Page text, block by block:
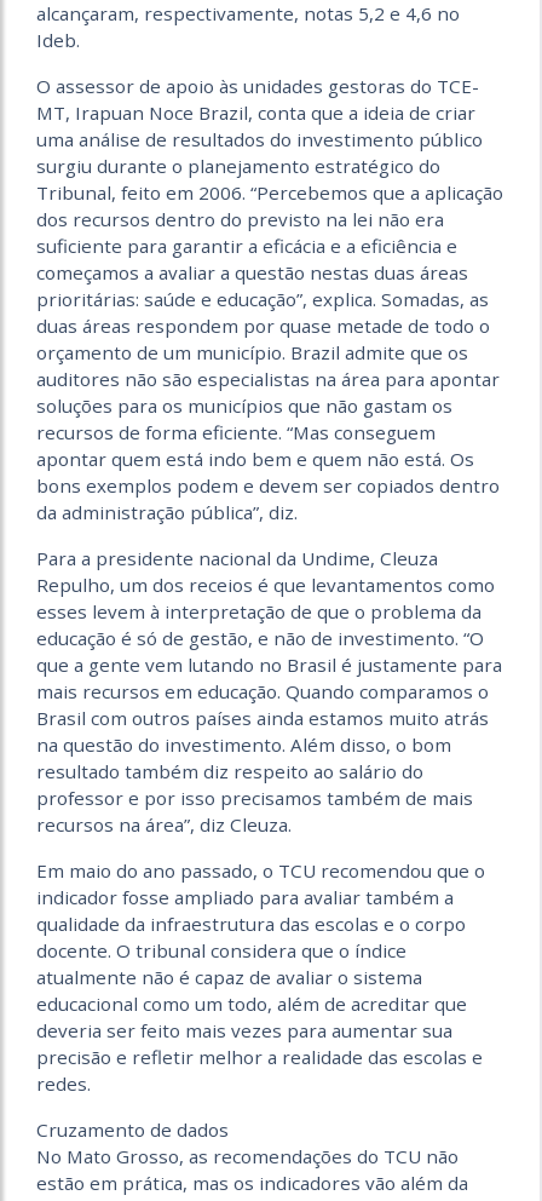
alcançaram, respectivamente, notas 5,2 e 4,6 no
Ideb.
O assessor de apoio às unidades gestoras do TCE-
MT, Irapuan Noce Brazil, conta que a ideia de criar
uma análise de resultados do investimento público
surgiu durante o planejamento estratégico do
Tribunal, feito em 2006. “Percebemos que a aplicação
dos recursos dentro do previsto na lei não era
suficiente para garantir a eficácia e a eficiência e
começamos a avaliar a questão nestas duas áreas
prioritárias: saúde e educação”, explica. Somadas, as
duas áreas respondem por quase metade de todo o
orçamento de um município. Brazil admite que os
auditores não são especialistas na área para apontar
soluções para os municípios que não gastam os
recursos de forma eficiente. “Mas conseguem
apontar quem está indo bem e quem não está. Os
bons exemplos podem e devem ser copiados dentro
da administração pública”, diz.
Para a presidente nacional da Undime, Cleuza
Repulho, um dos receios é que levantamentos como
esses levem à interpretação de que o problema da
educação é só de gestão, e não de investimento. “O
que a gente vem lutando no Brasil é justamente para
mais recursos em educação. Quando comparamos o
Brasil com outros países ainda estamos muito atrás
na questão do investimento. Além disso, o bom
resultado também diz respeito ao salário do
professor e por isso precisamos também de mais
recursos na área”, diz Cleuza.
Em maio do ano passado, o TCU recomendou que o
indicador fosse ampliado para avaliar também a
qualidade da infraestrutura das escolas e o corpo
docente. O tribunal considera que o índice
atualmente não é capaz de avaliar o sistema
educacional como um todo, além de acreditar que
deveria ser feito mais vezes para aumentar sua
precisão e refletir melhor a realidade das escolas e
redes.
Cruzamento de dados
No Mato Grosso, as recomendações do TCU não
estão em prática, mas os indicadores vão além da